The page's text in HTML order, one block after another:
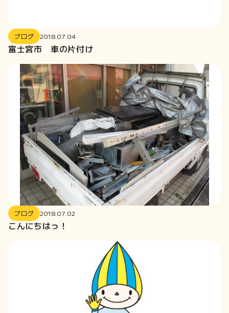
2017-04
2017-03
ブログ 2018.07.04
富士宮市 車の片付け
ブログ 2018.07.02
こんにちはっ！